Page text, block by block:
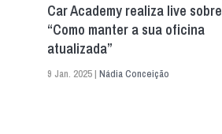
Car Academy realiza live sobre
“Como manter a sua oficina
atualizada”
9 Jan. 2025 |Nádia Conceição